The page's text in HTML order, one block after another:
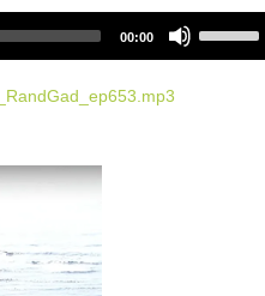
00:00
s